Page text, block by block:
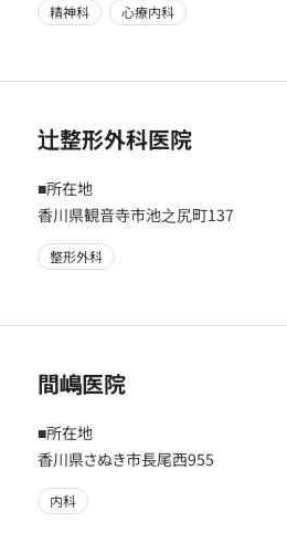
精神科 心療内科
辻整形外科医院
■所在地
香川県観音寺市池之尻町137
整形外科
間嶋医院
■所在地
香川県さぬき市長尾西955
内科